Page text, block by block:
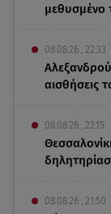
μεθυσμένο
08.08.26 , 22:33
αισθήσεις
08.08.26 , 22:15
08.08.26 , 21:50